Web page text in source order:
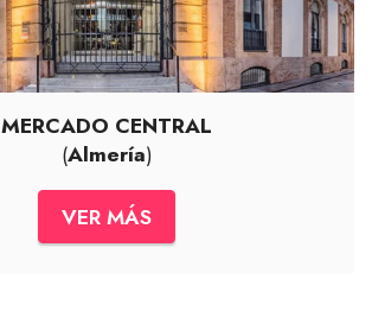
MERCADO CENTRAL
(Almería)
VER MÁS